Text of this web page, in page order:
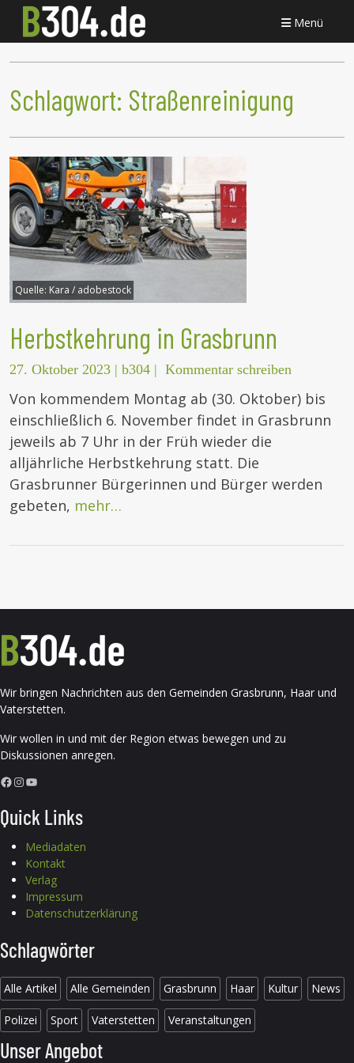
Menü
Schlagwort: Straßenreinigung
Quelle: Kara / adobestock
Herbstkehrung in Grasbrunn
27. Oktober 2023 | b304 | Kommentar schreiben
Von kommendem Montag ab (30. Oktober) bis
einschließlich 6. November findet in Grasbrunn
jeweils ab 7 Uhr in der Früh wieder die
alljährliche Herbstkehrung statt. Die
Grasbrunner Bürgerinnen und Bürger werden
gebeten, mehr…
Wir bringen Nachrichten aus den Gemeinden Grasbrunn, Haar und
Vaterstetten.
Wir wollen in und mit der Region etwas bewegen und zu
Diskussionen anregen.
Facebook InstagramYouTube
Quick Links
Mediadaten
Kontakt
Verlag
Impressum
Datenschutzerklärung
Schlagwörter
Alle Artikel Alle Gemeinden Grasbrunn Haar Kultur News
Polizei Sport Vaterstetten Veranstaltungen
Unser Angebot